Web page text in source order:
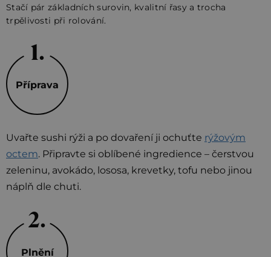
Stačí pár základních surovin, kvalitní řasy a trocha
trpělivosti při rolování.
Příprava
Uvařte sushi rýži a po dovaření ji ochuťte rýžovým
octem. Připravte si oblíbené ingredience – čerstvou
zeleninu, avokádo, lososa, krevetky, tofu nebo jinou
náplň dle chuti.
Plnění